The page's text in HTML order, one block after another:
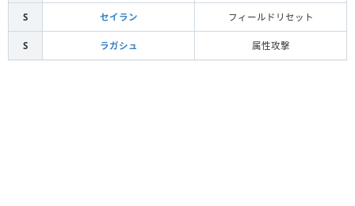
S セイラン フィールドリセット
S ラガシュ 属性攻撃